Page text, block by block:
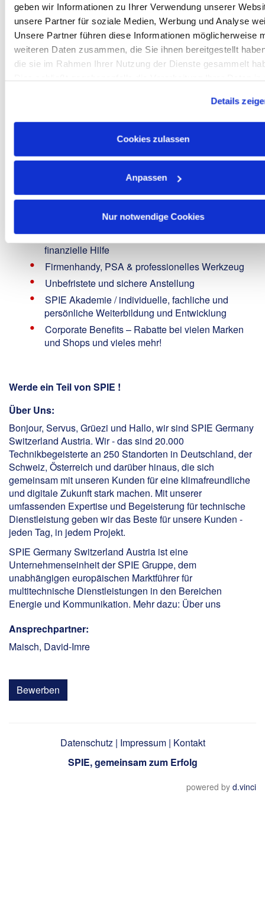
geben wir Informationen zu Ihrer Verwendung unserer
unsere Partner für soziale Medien, Werbung und Analyse
Unsere Partner führen diese Informationen möglicherweise
weiteren Daten zusammen, die Sie ihnen bereitgestellt
die sie im Rahmen Ihrer Nutzung der Dienste gesammelt
Details
Cookies zulassen
Anpassen
Nur notwendige Cookies
Wir bieten:
Bis zu 35 Urlaubstage
Überstundenausgleich
Flexible Arbeitszeiten zur Vereinbarkeit von
Familie, Freunden und Beruf
Fahrrad-Leasing Jobrad
Bezahlung nach Haustarif
Deine Vermittlung "Gute Leute kennen gute
Mitarbeiter-Aktienbeteiligungsprogramm
Unterstützungsfonds - Spende den Rest-Cent
Deiner Nettovergütung und erhalte bei Bedarf
finanzielle Hilfe
Firmenhandy, PSA & professionelles Werkzeug
Unbefristete und sichere Anstellung
SPIE Akademie / individuelle, fachliche und
persönliche Weiterbildung und Entwicklung
Corporate Benefits – Rabatte bei vielen Marken
und Shops und vieles mehr!
Werde ein Teil von SPIE !
Über Uns:
Bonjour, Servus, Grüezi und Hallo, wir sind SPIE Germany
Switzerland Austria. Wir - das sind 20.000
Technikbegeisterte an 250 Standorten in Deutschland, der
Schweiz, Österreich und darüber hinaus, die sich
gemeinsam mit unseren Kunden für eine klimafreundliche
und digitale Zukunft stark machen. Mit unserer
umfassenden Expertise und Begeisterung für technische
Dienstleistung geben wir das Beste für unsere Kunden -
jeden Tag, in jedem Projekt.
SPIE Germany Switzerland Austria ist eine
Unternehmenseinheit der SPIE Gruppe, dem
unabhängigen europäischen Marktführer für
multitechnische Dienstleistungen in den Bereichen
Energie und Kommunikation. Mehr dazu: Über uns
Ansprechpartner:
Maisch, David-Imre
Bewerben
Datenschutz| Impressum| Kontakt
SPIE, gemeinsam zum Erfolg
powered by d.vinci